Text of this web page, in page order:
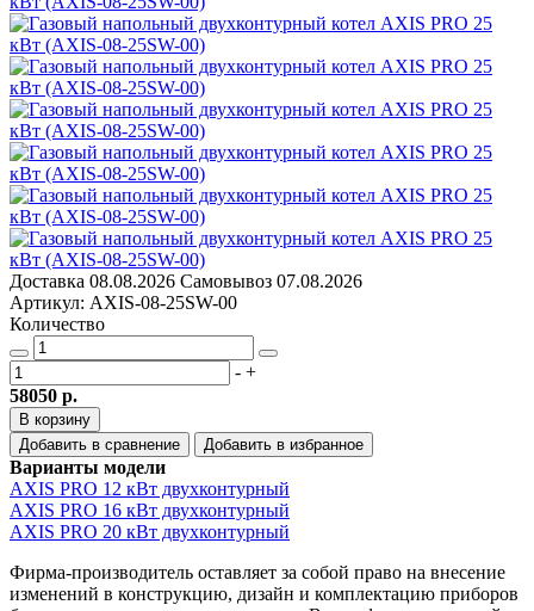
Доставка 08.08.2026 Самовывоз 07.08.2026
Артикул: AXIS-08-25SW-00
Количество
- +
58050 р.
В корзину
Добавить в сравнение
Добавить в избранное
Варианты модели
AXIS PRO 12 кВт двухконтурный
AXIS PRO 16 кВт двухконтурный
AXIS PRO 20 кВт двухконтурный
Фирма-производитель оставляет за собой право на внесение
изменений в конструкцию, дизайн и комплектацию приборов